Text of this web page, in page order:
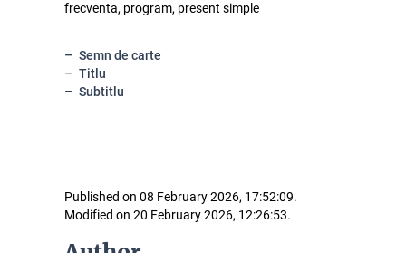
frecventa, program, present simple
Semn de carte
Titlu
Subtitlu
Published on 08 February 2026, 17:52:09.
Modified on 20 February 2026, 12:26:53.